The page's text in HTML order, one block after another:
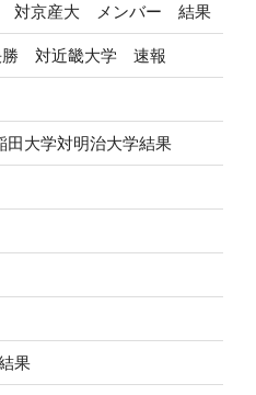
対京産大 メンバー 結果
勝 対近畿大学 速報
大学対明治大学結果
果